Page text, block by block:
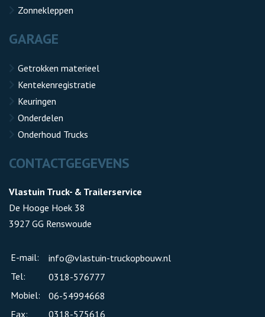
Zonnekleppen
GARAGE
Getrokken materieel
Kentekenregistratie
Keuringen
Onderdelen
Onderhoud Trucks
CONTACTGEGEVENS
Vlastuin Truck- & Trailerservice
De Hooge Hoek 38
3927 GG Renswoude
E-mail:
info@vlastuin-truckopbouw.nl
Tel:
0318-576777
Mobiel:
06-54994668
Fax:
0318-575616